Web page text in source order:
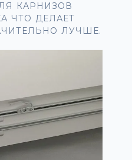
КАРНИЗОВ
ЧТО ДЕЛАЕТ
ЛУЧШЕ.